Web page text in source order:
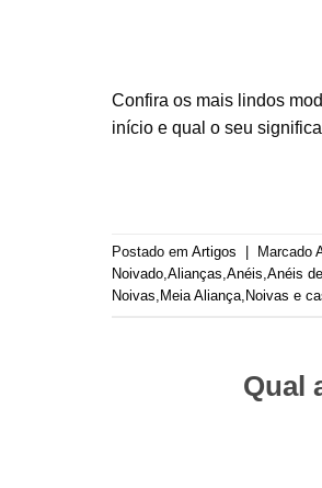
Confira os mais lindos
início e qual o seu
Postado em Artigos Marcado
Noivado,Alianças,Anéis,Anéis
Noivas, Meia Aliança, Noivas e
Qual